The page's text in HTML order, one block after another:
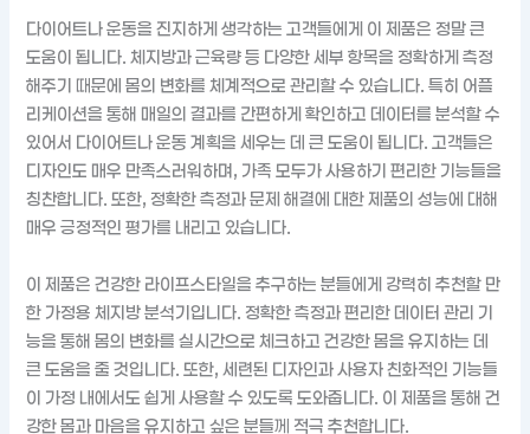
다이어트나 운동을 진지하게 생각하는 고객들에게 이 제품은 정말 큰
도움이 됩니다. 체지방과 근육량 등 다양한 세부 항목을 정확하게 측정
해주기 때문에 몸의 변화를 체계적으로 관리할 수 있습니다. 특히 어플
리케이션을 통해 매일의 결과를 간편하게 확인하고 데이터를 분석할 수
있어서 다이어트나 운동 계획을 세우는 데 큰 도움이 됩니다. 고객들은
디자인도 매우 만족스러워하며, 가족 모두가 사용하기 편리한 기능들을
칭찬합니다. 또한, 정확한 측정과 문제 해결에 대한 제품의 성능에 대해
매우 긍정적인 평가를 내리고 있습니다.
이 제품은 건강한 라이프스타일을 추구하는 분들에게 강력히 추천할 만
한 가정용 체지방 분석기입니다. 정확한 측정과 편리한 데이터 관리 기
능을 통해 몸의 변화를 실시간으로 체크하고 건강한 몸을 유지하는 데
큰 도움을 줄 것입니다. 또한, 세련된 디자인과 사용자 친화적인 기능들
이 가정 내에서도 쉽게 사용할 수 있도록 도와줍니다. 이 제품을 통해 건
강한 몸과 마음을 유지하고 싶은 분들께 적극 추천합니다.